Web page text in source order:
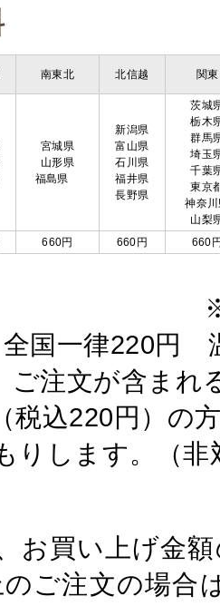
送料
南東北 北信越 関東
宮城県
山形県
福島県
新潟県
富山県
石川県
福井県
長野県
茨城
栃木
群馬
埼玉
千葉
東京
神奈
山梨
660円 660円 660
国一律220円
ご注文が含ま
税込220円）の
りします。（非
お買い上げ金
ご注文の場合